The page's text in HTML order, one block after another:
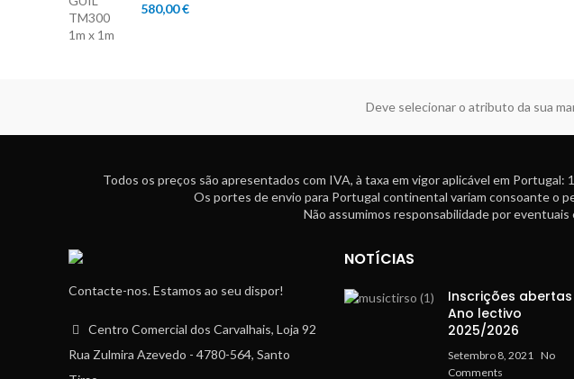
580,00€
Deve selecionar o atributo da sua
Todos os preços são apresentados com IVA, à taxa em vigor aplicável em
Os portes de envio para Portugal continental variam consoante o
Não assumimos responsabilidade por
Contacte-nos. Estamos ao seu dispor!
Centro Comercial dos Carvalhais, Loja 92
Rua Zulmira Azevedo - 4780-564, Santo
NOTÍCIAS
Inscrições abertas
Ano lectivo
2025/2026
Setembro 8, 2021 No
Comments